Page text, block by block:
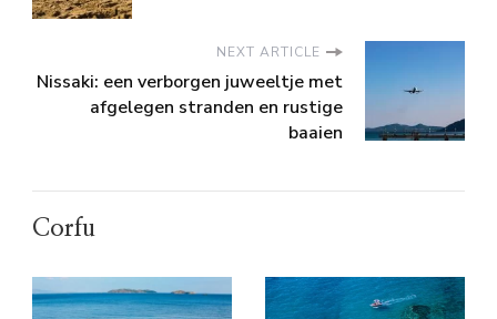
NEXT ARTICLE
Nissaki: een verborgen juweeltje met
afgelegen stranden en rustige
baaien
Corfu